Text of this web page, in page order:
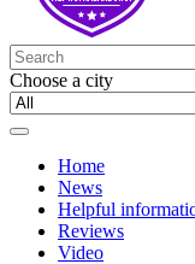
Choose a city
Home
News
Helpful
Reviews
Video